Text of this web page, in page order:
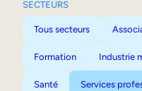
SECTEURS
Tous secteurs
Formation Industrie
Santé Services